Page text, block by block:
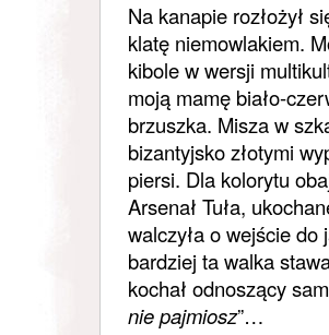
Na kanapie rozłożył
klatę niemowlakiem.
kibole w wersji
moją mamę biało-
brzuszka. Misza w
bizantyjsko złotymi
piersi. Dla kolorytu
Arsenał Tuła,
walczyła o wejście
bardziej ta walka
kochał odnoszący
nie pajmiosz”…